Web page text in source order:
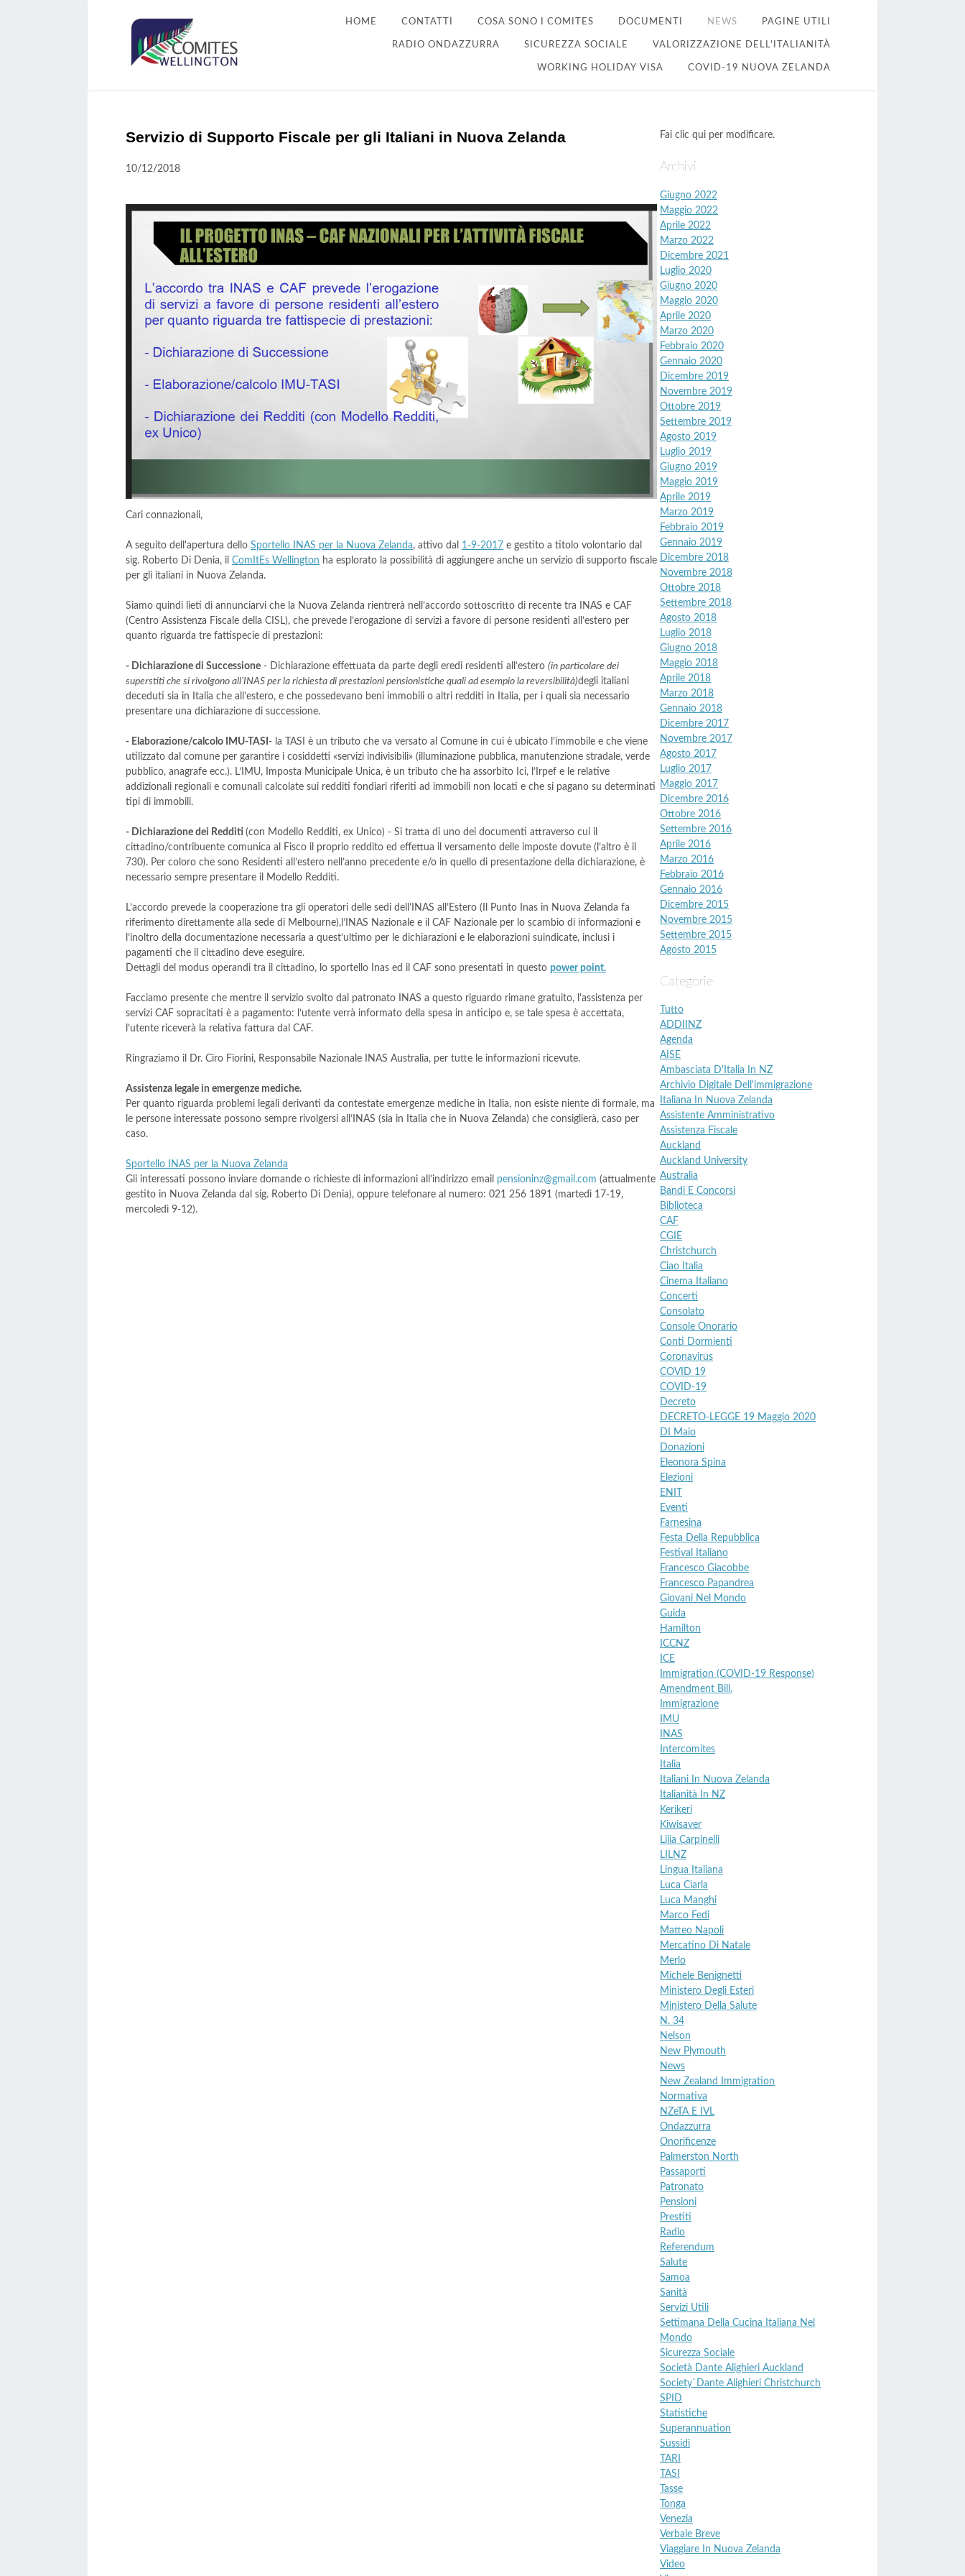
HOME CONTATTI COSA SONO I COMITES DOCUMENTI NEWS PAGINE UTILI
RADIO ONDAZZURRA SICUREZZA SOCIALE VALORIZZAZIONE DELL'ITALIANITÀ
WORKING HOLIDAY VISA COVID-19 NUOVA ZELANDA
Servizio di Supporto Fiscale per gli Italiani in Nuova Zelanda
10/12/2018
​Cari connazionali,
A seguito dell'apertura dello Sportello INAS per la Nuova Zelanda, attivo dal 1-9-2017 e gestito a titolo volontario dal
sig. Roberto Di Denia, il ComItEs Wellington ha esplorato la possibilità di aggiungere anche un servizio di supporto fiscale
per gli italiani in Nuova Zelanda.
Siamo quindi lieti di annunciarvi che la Nuova Zelanda rientrerà nell’accordo sottoscritto di recente tra INAS e CAF
(Centro Assistenza Fiscale della CISL), che prevede l’erogazione di servizi a favore di persone residenti all’estero per
quanto riguarda tre fattispecie di prestazioni:
- Dichiarazione di Successione - Dichiarazione effettuata da parte degli eredi residenti all’estero (in particolare dei
superstiti che si rivolgono all’INAS per la richiesta di prestazioni pensionistiche quali ad esempio la reversibilità)degli italiani
deceduti sia in Italia che all’estero, e che possedevano beni immobili o altri redditi in Italia, per i quali sia necessario
presentare una dichiarazione di successione.
- Elaborazione/calcolo IMU-TASI - la TASI è un tributo che va versato al Comune in cui è ubicato l’immobile e che viene
utilizzato dal comune per garantire i cosiddetti «servizi indivisibili» (illuminazione pubblica, manutenzione stradale, verde
pubblico, anagrafe ecc.). L’IMU, Imposta Municipale Unica, è un tributo che ha assorbito Ici, l’Irpef e le relative
addizionali regionali e comunali calcolate sui redditi fondiari riferiti ad immobili non locati e che si pagano su determinati
tipi di immobili.
- Dichiarazione dei Redditi (con Modello Redditi, ex Unico) - Si tratta di uno dei documenti attraverso cui il
cittadino/contribuente comunica al Fisco il proprio reddito ed effettua il versamento delle imposte dovute (l’altro è il
730). Per coloro che sono Residenti all’estero nell’anno precedente e/o in quello di presentazione della dichiarazione, è
necessario sempre presentare il Modello Redditi.
L’accordo prevede la cooperazione tra gli operatori delle sedi dell’INAS all’Estero (Il Punto Inas in Nuova Zelanda fa
riferimento direttamente alla sede di Melbourne),l’INAS Nazionale e il CAF Nazionale per lo scambio di informazioni e
l’inoltro della documentazione necessaria a quest’ultimo per le dichiarazioni e le elaborazioni suindicate, inclusi i
pagamenti che il cittadino deve eseguire.
Dettagli del modus operandi tra il cittadino, lo sportello Inas ed il CAF sono presentati in questo power point.
Facciamo presente che mentre il servizio svolto dal patronato INAS a questo riguardo rimane gratuito, l'assistenza per
servizi CAF sopracitati è a pagamento: l’utente verrà informato della spesa in anticipo e, se tale spesa è accettata,
l’utente riceverà la relativa fattura dal CAF.
Ringraziamo il Dr. Ciro Fiorini, Responsabile Nazionale INAS Australia, per tutte le informazioni ricevute.
Assistenza legale in emergenze mediche.
Per quanto riguarda problemi legali derivanti da contestate emergenze mediche in Italia, non esiste niente di formale, ma
le persone interessate possono sempre rivolgersi all’INAS (sia in Italia che in Nuova Zelanda) che consiglierà, caso per
caso.
Sportello INAS per la Nuova Zelanda
Gli interessati possono inviare domande o richieste di informazioni all’indirizzo email pensioninz@gmail.com (attualmente
gestito in Nuova Zelanda dal sig. Roberto Di Denia), oppure telefonare al numero: 021 256 1891 (martedì 17-19,
mercoledì 9-12).
Fai clic qui per modificare.
Archivi
Giugno 2022
Maggio 2022
Aprile 2022
Marzo 2022
Dicembre 2021
Luglio 2020
Giugno 2020
Maggio 2020
Aprile 2020
Marzo 2020
Febbraio 2020
Gennaio 2020
Dicembre 2019
Novembre 2019
Ottobre 2019
Settembre 2019
Agosto 2019
Luglio 2019
Giugno 2019
Maggio 2019
Aprile 2019
Marzo 2019
Febbraio 2019
Gennaio 2019
Dicembre 2018
Novembre 2018
Ottobre 2018
Settembre 2018
Agosto 2018
Luglio 2018
Giugno 2018
Maggio 2018
Aprile 2018
Marzo 2018
Gennaio 2018
Dicembre 2017
Novembre 2017
Agosto 2017
Luglio 2017
Maggio 2017
Dicembre 2016
Ottobre 2016
Settembre 2016
Aprile 2016
Marzo 2016
Febbraio 2016
Gennaio 2016
Dicembre 2015
Novembre 2015
Settembre 2015
Agosto 2015
Categorie
Tutto
ADDIINZ
Agenda
AISE
Ambasciata D'Italia In NZ
Archivio Digitale Dell'immigrazione
Italiana In Nuova Zelanda
Assistente Amministrativo
Assistenza Fiscale
Auckland
Auckland University
Australia
Bandi E Concorsi
Biblioteca
CAF
CGIE
Christchurch
Ciao Italia
Cinema Italiano
Concerti
Consolato
Console Onorario
Conti Dormienti
Coronavirus
COVID 19
COVID-19
Decreto
DECRETO-LEGGE 19 Maggio 2020
DI Maio
Donazioni
Eleonora Spina
Elezioni
ENIT
Eventi
Farnesina
Festa Della Repubblica
Festival Italiano
Francesco Giacobbe
Francesco Papandrea
Giovani Nel Mondo
Guida
Hamilton
ICCNZ
ICE
Immigration (COVID-19 Response)
Amendment Bill.
Immigrazione
IMU
INAS
Intercomites
Italia
Italiani In Nuova Zelanda
Italianità In NZ
Kerikeri
Kiwisaver
Lilia Carpinelli
LILNZ
Lingua Italiana
Luca Ciarla
Luca Manghi
Marco Fedi
Matteo Napoli
Mercatino Di Natale
Merlo
Michele Benignetti
Ministero Degli Esteri
Ministero Della Salute
N. 34
Nelson
New Plymouth
News
New Zealand Immigration
Normativa
NZeTA E IVL
Ondazzurra
Onorificenze
Palmerston North
Passaporti
Patronato
Pensioni
Prestiti
Radio
Referendum
Salute
Samoa
Sanità
Servizi Utili
Settimana Della Cucina Italiana Nel
Mondo
Sicurezza Sociale
Società Dante Alighieri Auckland
Society`Dante Alighieri Christchurch
SPID
Statistiche
Superannuation
Sussidi
TARI
TASI
Tasse
Tonga
Venezia
Verbale Breve
Viaggiare In Nuova Zelanda
Video